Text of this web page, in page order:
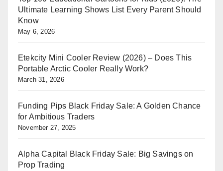
Ultimate Learning Shows List Every Parent Should
Know
May 6, 2026
Etekcity Mini Cooler Review (2026) – Does This
Portable Arctic Cooler Really Work?
March 31, 2026
Funding Pips Black Friday Sale: A Golden Chance
for Ambitious Traders
November 27, 2025
Alpha Capital Black Friday Sale: Big Savings on
Prop Trading